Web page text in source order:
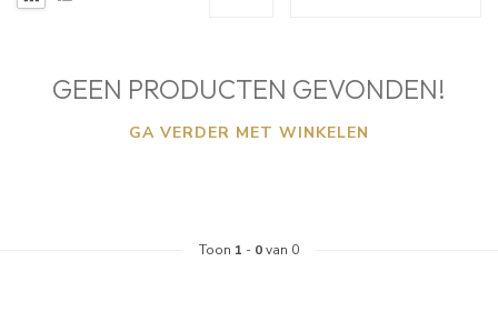
GEEN PRODUCTEN GEVONDEN!
GA VERDER MET WINKELEN
Toon 1 - 0van 0